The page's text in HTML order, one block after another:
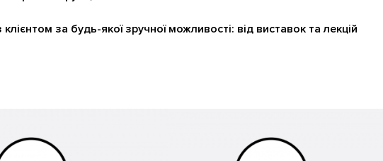
клієнтом за будь-якої зручної можливості: від виставок та лекцій